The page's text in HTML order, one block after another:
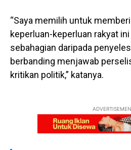
“Saya memilih untuk
keperluan-keperluan rakyat
sebahagian daripada
berbanding menjawab
kritikan politik,” katanya.